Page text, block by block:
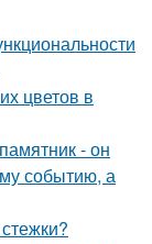
цветов в
- он
событию, а